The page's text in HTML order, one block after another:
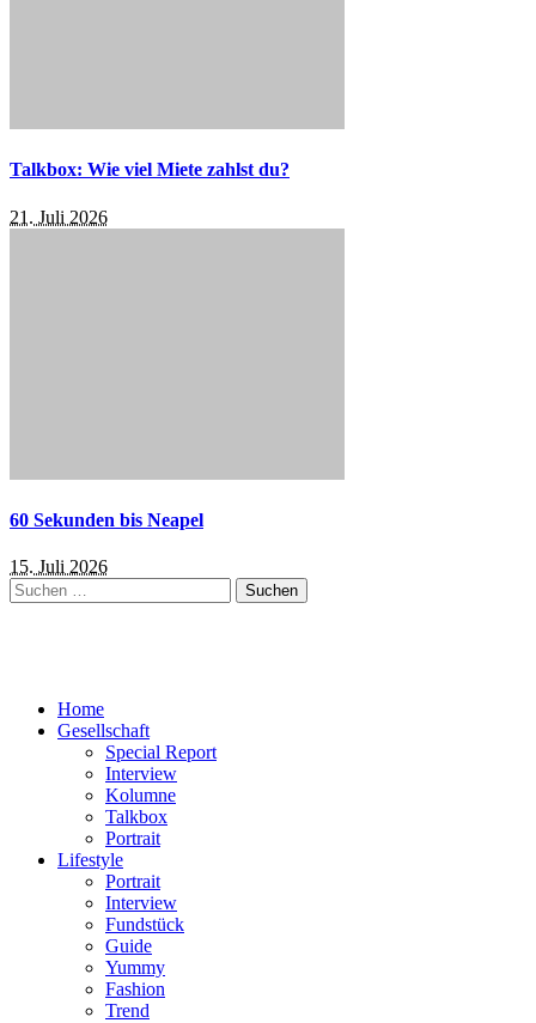
Talkbox: Wie viel Miete zahlst du?
21. Juli 2026
60 Sekunden bis Neapel
15. Juli 2026
Suchen
nach:
Home
Gesellschaft
Special Report
Interview
Kolumne
Talkbox
Portrait
Lifestyle
Portrait
Interview
Fundstück
Guide
Yummy
Fashion
Trend